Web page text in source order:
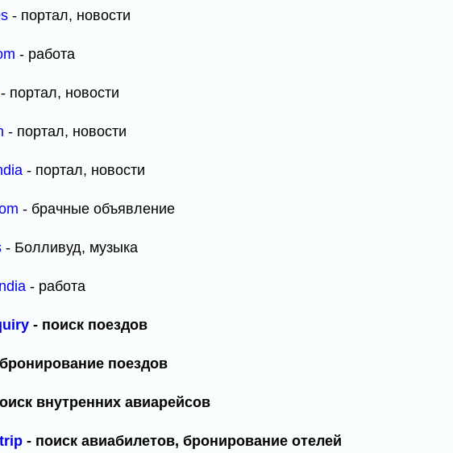
- портал, новости
- работа
- портал, новости
- портал, новости
- портал, новости
- брачные объявление
- Болливуд, музыка
- работа
- поиск поездов
поездов
внутренних авиарейсов
- поиск авиабилетов, бронирование отелей